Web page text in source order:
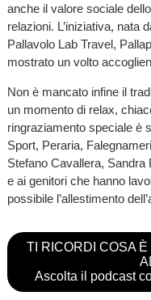
anche il valore sociale
relazioni. L’iniziativa, nata
Pallavolo Lab Travel,
mostrato un volto
Non è mancato infine il
un momento di relax,
ringraziamento speciale è
Sport, Peraria,
Stefano Cavallera,
e ai genitori che hanno
possibile l’allestimento
TI RICORDI COSA
Ascolta il podcast